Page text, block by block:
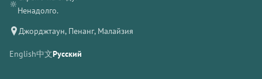
🔆
Ненадолго.
Джорджтаун, Пенанг, Малайзия
English中文Русский